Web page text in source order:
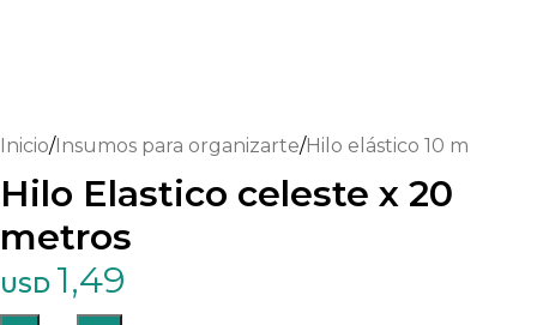
Inicio/Insumos para organizarte/Hilo elástico 10 m
Hilo Elastico celeste x 20
metros
USD 1,49